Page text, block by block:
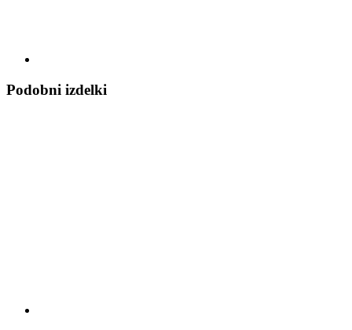
Podobni izdelki